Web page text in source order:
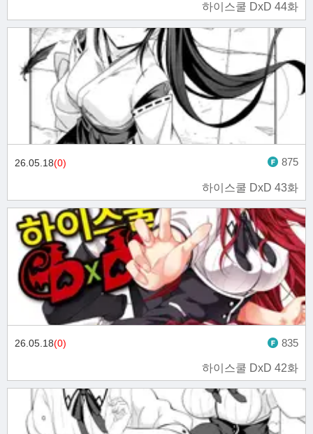
하이스쿨 DxD 44화
하이스쿨 DxD 43화
26.05.18(0) 875
하이스쿨 DxD 42화
26.05.18(0) 835